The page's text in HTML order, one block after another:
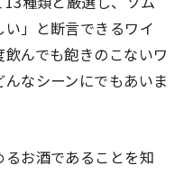
」と断言できるワイ
んでも飽きのこないワ
なシーンにでもあいま
お酒であることを知